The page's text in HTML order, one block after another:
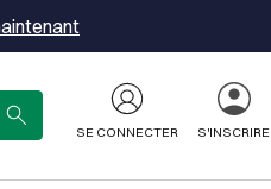
SE CONNECTER S'INSCRIRE